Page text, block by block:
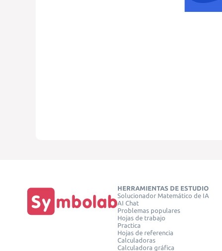
HERRAMIENTAS DE ESTUDIO
Solucionador Matemático de IA
AI Chat
Problemas populares
Hojas de trabajo
Practica
Hojas de referencia
Calculadoras
Calculadora gráfica